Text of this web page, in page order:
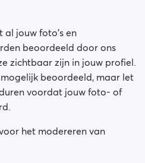
al jouw foto's en
beoordeeld door ons
zichtbaar zijn in jouw profiel.
beoordeeld, maar let
voordat jouw foto- of
het modereren van